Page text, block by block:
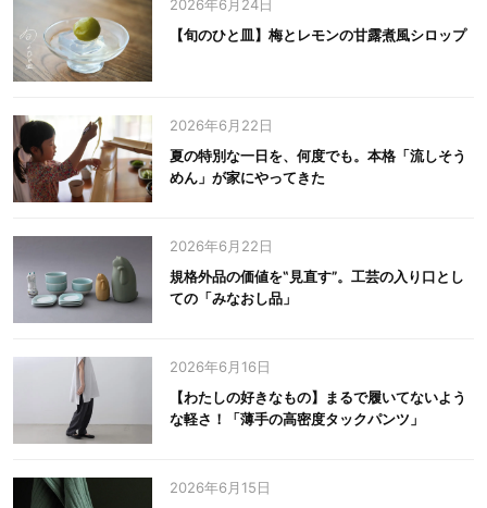
2026年6月24日
【旬のひと皿】梅とレモンの甘露煮風シロップ
2026年6月22日
夏の特別な一日を、何度でも。本格「流しそう
めん」が家にやってきた
2026年6月22日
規格外品の価値を‟見直す”。工芸の入り口とし
ての「みなおし品」
2026年6月16日
【わたしの好きなもの】まるで履いてないよう
な軽さ！「薄手の高密度タックパンツ」
2026年6月15日